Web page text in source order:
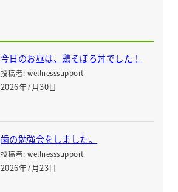
今日のお昼は、鶏そぼろ丼でした！
投稿者: wellnesssupport
2026年7月30日
歯の勉強会をしました。
投稿者: wellnesssupport
2026年7月23日